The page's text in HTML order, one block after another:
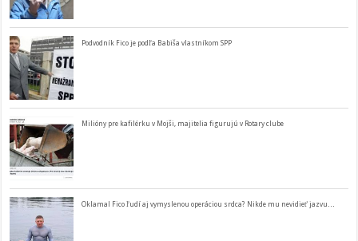
Podvodník Fico je podľa Babiša vlastníkom SPP
Milióny pre kafilérku v Mojši, majitelia figurujú v Rotary clube
Oklamal Fico ľudí aj vymyslenou operáciou srdca? Nikde mu nevidieť jazvu…